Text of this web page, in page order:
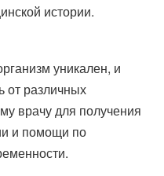
истории.
уникален, и
от различных
врачу для получения
и помощи по